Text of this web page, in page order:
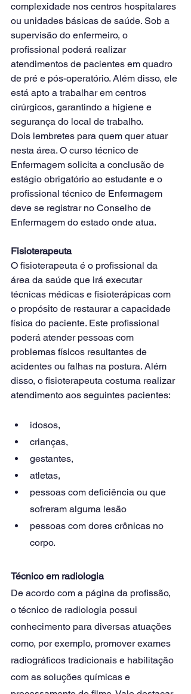
complexidade nos centros hospitalares
ou unidades básicas de saúde. Sob a
supervisão do enfermeiro, o
profissional poderá realizar
atendimentos de pacientes em quadro
de pré e pós-operatório. Além disso, ele
está apto a trabalhar em centros
cirúrgicos, garantindo a higiene e
segurança do local de trabalho.
Dois lembretes para quem quer atuar
nesta área. O curso técnico de
Enfermagem solicita a conclusão de
estágio obrigatório ao estudante e o
profissional técnico de Enfermagem
deve se registrar no Conselho de
Enfermagem do estado onde atua.
Fisioterapeuta
O fisioterapeuta é o profissional da
área da saúde que irá executar
técnicas médicas e fisioterápicas com
o propósito de restaurar a capacidade
física do paciente. Este profissional
poderá atender pessoas com
problemas físicos resultantes de
acidentes ou falhas na postura. Além
disso, o fisioterapeuta costuma realizar
atendimento aos seguintes pacientes:
idosos,
crianças,
gestantes,
atletas,
pessoas com deficiência ou que
sofreram alguma lesão
pessoas com dores crônicas no
corpo.
Técnico em radiologia
De acordo com a página da profissão,
o técnico de radiologia possui
conhecimento para diversas atuações
como, por exemplo, promover exames
radiográficos tradicionais e habilitação
com as soluções químicas e